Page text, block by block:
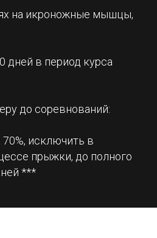
на икроножные мышцы,
дней в период курса
до соревнований:
70%, исключить в
прыжки, до полного
***